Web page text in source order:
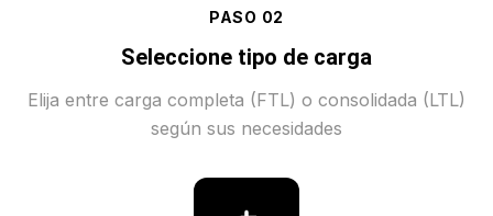
PASO 02
Seleccione tipo de carga
Elija entre carga completa (FTL) o consolidada (LTL)
según sus necesidades